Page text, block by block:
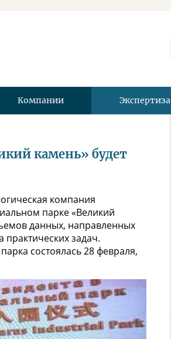
Компании Экспертиза
камень» будет
компания
парке «Великий
данных, направленных
задач.
состоялась 28 февраля,